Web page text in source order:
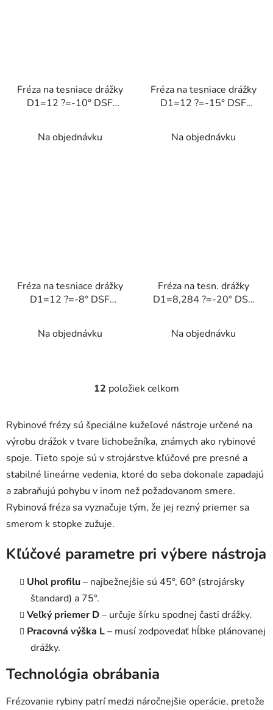
Fréza na tesniace drážky
D1=12 ?=-10° DSF
Na objednávku
Fréza na tesniace drážky
D1=12 ?=-15° DSF
Na objednávku
Fréza na tesniace drážky
D1=12 ?=-8° DSF
Na objednávku
Fréza na tesn. drážky
D1=8,284 ?=-20° DSF
Na objednávku
O
l
á
d
a
c
i
e
p
k
v
p
i
s
12 položiek celkom
Rybinové frézy sú špeciálne kužeľové nástroje určené na
výrobu drážok v tvare lichobežníka, známych ako rybinové
spoje. Tieto spoje sú v strojárstve kľúčové pre presné a
stabilné lineárne vedenia, ktoré do seba dokonale zapadajú
a zabraňujú pohybu v inom než požadovanom smere.
Rybinová fréza sa vyznačuje tým, že jej rezný priemer sa
smerom k stopke zužuje.
Kľúčové parametre pri výbere nástroja
Uhol profilu– najbežnejšie sú 45°, 60° (strojársky
štandard) a 75°.
Veľký priemer D– určuje šírku spodnej časti drážky.
Pracovná výška L– musí zodpovedať hĺbke plánovanej
drážky.
Technológia obrábania
Frézovanie rybiny patrí medzi náročnejšie operácie, pretože